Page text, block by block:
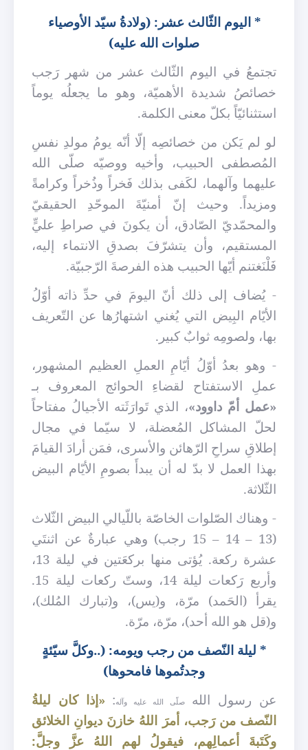
*اليوم الثّالث عشر: (ولادةُ سيّد الأوصياء
صلوات الله عليه)
تجتمعُ في اليوم الثّالث عشر من شهر رَجب
خصائصُ شديدة الأهميّة، وهو ما يجعلُه يوماً
استثنائيّاً بكلّ معنى الكلمة.
لو لم يَكن من خصائصِه إلّا أنّه يومُ مولدِ نفسِ
المُصطفى الحبيب، وأخيه ووصيّه صلّى الله
عليهما وآلهما، لكَفى بذلك فَخراً وذُخراً وكرامةً
ومزيداً. وحيث إنّ أمنيّةَ الموحّدِ الحقيقيّ
والمحمّديّ الصّادق، أن يكونَ في صراطِ عليٍّ
المستقيم، وأن يتشرّفَ بصدقِ الانتماء إليه،
فَلْنَغتنم أيّها الحبيب هذه الفرصةَ الرّجبيّة.
- يُضاف إلى ذلك أنّ اليومَ في حدِّ ذاته أوّلُ
الأيّام البِيض التي يُغني اشتهارُها عن التّعريف
بها، ولصومِه ثوابٌ كبير.
- وهو بعدُ أوّلُ أيّامِ العملِ العظيم المشهور،
عملِ الاستفتاح لقضاءِ الحوائج المعروف بـ
«عمل أمّ داوود»، الذي تَوارَثَته الأجيالُ مفتاحاً
لحلّ المشاكل المُعضلة، لا سيّما في مجال
إطلاقِ سراحِ الرّهائن والأسرى، فمَن أرادَ القيامَ
بهذا العمل لا بدّ له أن يبدأَ بصومِ الأيّام البيض
الثّلاثة.
- وهناك الصّلوات الخاصّة باللّيالي البيض الثّلاث
(13 – 14 – 15 رجب) وهي عبارةٌ عن اثنتَي
عشرة ركعة. يُؤتى منها بركعَتين في ليلة 13،
وأربع رَكعات ليلة 14، وستّ ركعات ليلة 15.
يقرأ (الحَمد) مرّة، و(يس)، و(تبارك المُلك)،
و(قل هو الله أحد)، مرّة، مرّة.
* ليلة النّصف من رجب ويومه: (..وكلَّ سيّئةٍ
وجدتُموها فامحوها)
عن رسول اللهصلّى الله عليه وآله: «إذا كان ليلةُ
النّصف من رَجب، أمرَ اللهُ خازنَ ديوانِ الخلائق
وكَتَبةَ أعمالِهم، فيقولُ لهم اللهُ عزَّ وجلَّ: